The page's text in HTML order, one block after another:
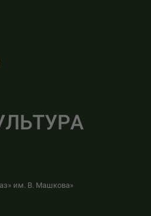
им. В. Машкова»